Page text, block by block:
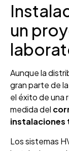
un
Aunque la
gran parte de la
el éxito de una
medida del
instalaciones
Los sistemas